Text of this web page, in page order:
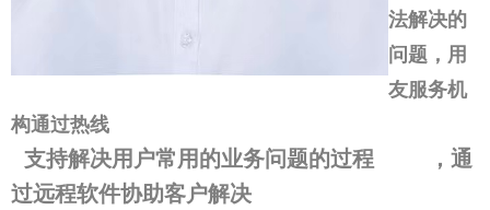
法解决的
问题，用
友服务机
构通过热线
支持解决用户常用的业务问题的过程 ，通
过远程软件协助客户解决